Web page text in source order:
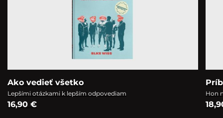
Ako vedieť všetko
Lepšími otázkami k lepším odpovediam
16,90 €
Hon